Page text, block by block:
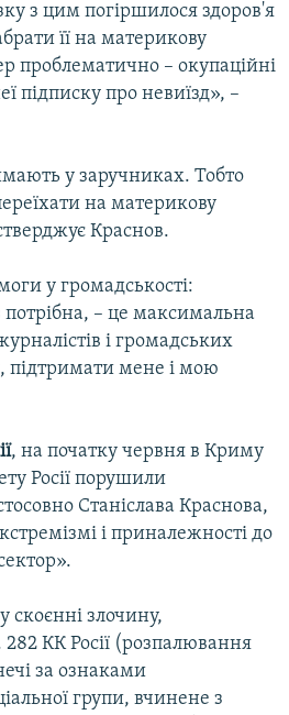
з цим погіршилося здоров'я
її на материкову
проблематично – окупаційні
підписку про невиїзд», –
у заручниках. Тобто
на материкову
Краснов.
у громадськості:
– це максимальна
і громадських
підтримати мене і мою
, на початку червня в Криму
Росії порушили
Станіслава Краснова,
і приналежності до
скоєнні злочину,
282 КК Росії (розпалювання
за ознаками
групи, вчинене з